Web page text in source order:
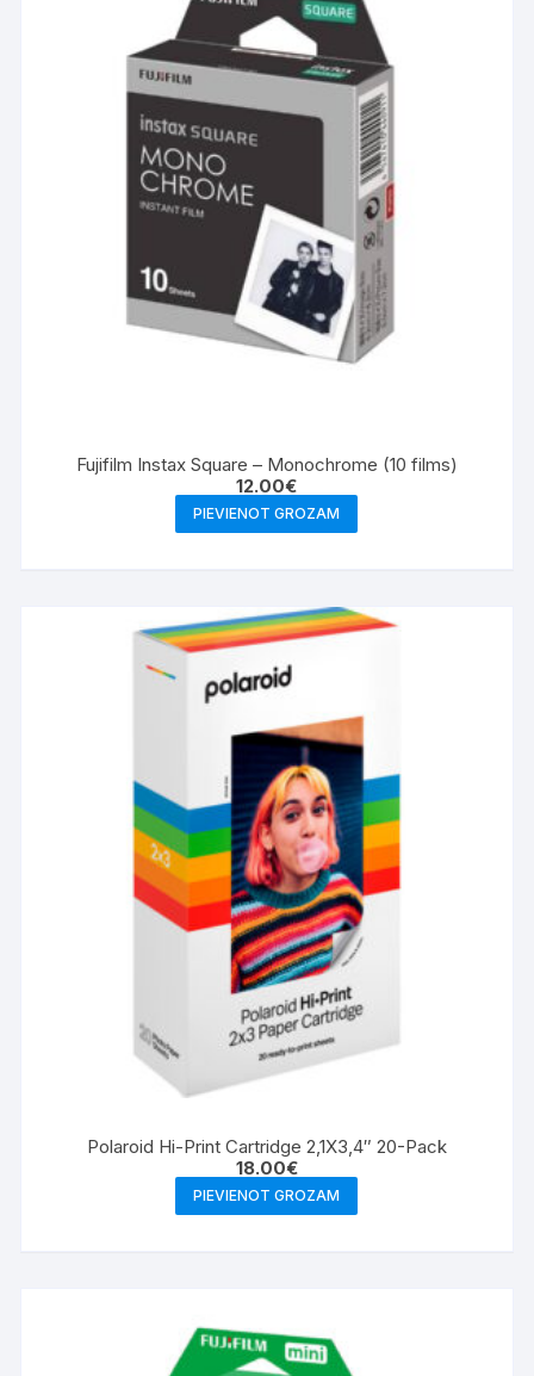
Fujifilm Instax Square – Monochrome (10 films)
12.00€
PIEVIENOT GROZAM
Polaroid Hi-Print Cartridge 2,1X3,4″ 20-Pack
18.00€
PIEVIENOT GROZAM